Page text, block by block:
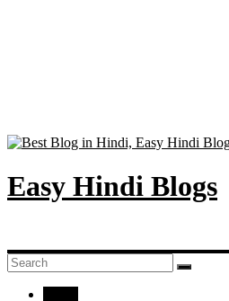
Easy Hindi Blogs